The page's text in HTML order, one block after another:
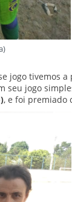
jogo tivemos
jogo
, e foi premiado